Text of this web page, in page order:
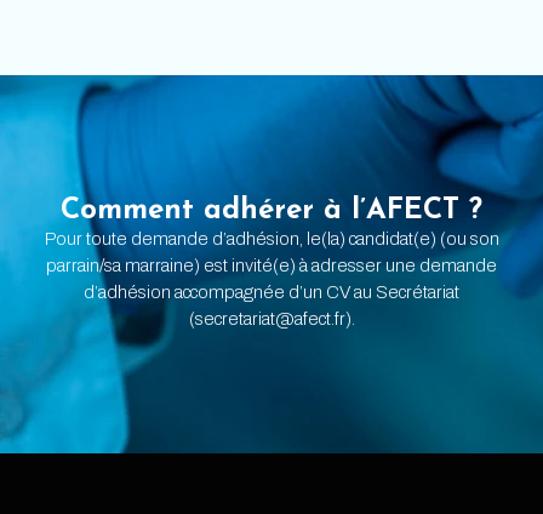
Comment adhérer à l’AFECT ?
Pour toute demande d’adhésion, le(la) candidat(e) (ou son
parrain/sa marraine) est invité(e) à adresser une demande
d’adhésion accompagnée d’un CV au Secrétariat
(secretariat@afect.fr).